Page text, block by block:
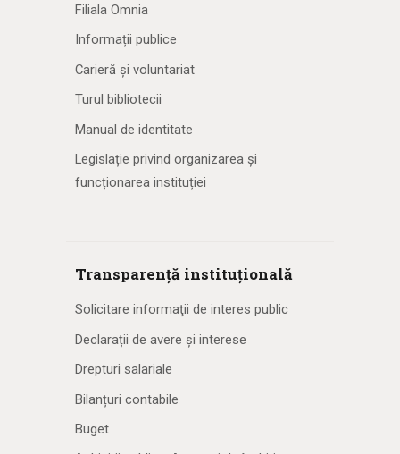
Filiala Omnia
Informații publice
Carieră și voluntariat
Turul bibliotecii
Manual de identitate
Legislație privind organizarea și
funcționarea instituției
Transparență instituțională
Solicitare informaţii de interes public
Declarații de avere și interese
Drepturi salariale
Bilanțuri contabile
Buget